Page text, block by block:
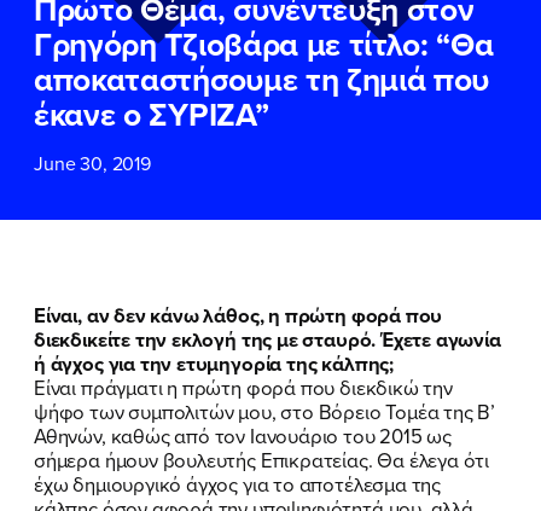
Γρηγόρη Τζιοβάρα με τίτλο: “Θα
αποκαταστήσουμε τη ζημιά που
έκανε ο ΣΥΡΙΖΑ”
June 30, 2019
Είναι, αν δεν κάνω λάθος, η πρώτη φορά που
διεκδικείτε την εκλογή της με σταυρό. Έχετε αγωνία
ή άγχος για την ετυμηγορία της κάλπης;
Είναι πράγματι η πρώτη φορά που διεκδικώ την
ψήφο των συμπολιτών μου, στο Βόρειο Τομέα της Β’
Αθηνών, καθώς από τον Ιανουάριο του 2015 ως
σήμερα ήμουν βουλευτής Επικρατείας. Θα έλεγα ότι
έχω δημιουργικό άγχος για το αποτέλεσμα της
ΕΠΙΘΕΤΟ*
ΤΗΛΕΦΩΝΟ*
EMAIL
Δεδομένων
και τους τους
Όρους
Χρήσηςτου δικτυακού τόπου του
Πολιτικού Γραφείου της Βουλευτού
Νίκης Κεραμέως
ΥΠΟΒΟΛΗ
ΕΠΙΘΕΤΟ*
ΤΗΛΕΦΩΝΟ
EMAIL
Δεδομένων
και τους τους
Όρους
Χρήσηςτου δικτυακού τόπου του
Πολιτικού Γραφείου της Βουλευτού
Νίκης Κεραμέως
ΥΠΟΒΟΛΗ